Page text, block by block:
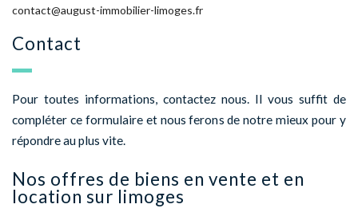
contact@august-immobilier-limoges.fr
contact
Pour toutes informations, contactez nous. Il vous suffit de
compléter ce formulaire et nous ferons de notre mieux pour y
répondre au plus vite.
nos offres de biens en vente et en
location sur limoges